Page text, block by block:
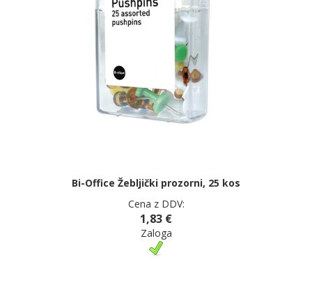
Bi-Office Žebljički prozorni, 25 kos
Cena z DDV:
1,83 €
Zaloga